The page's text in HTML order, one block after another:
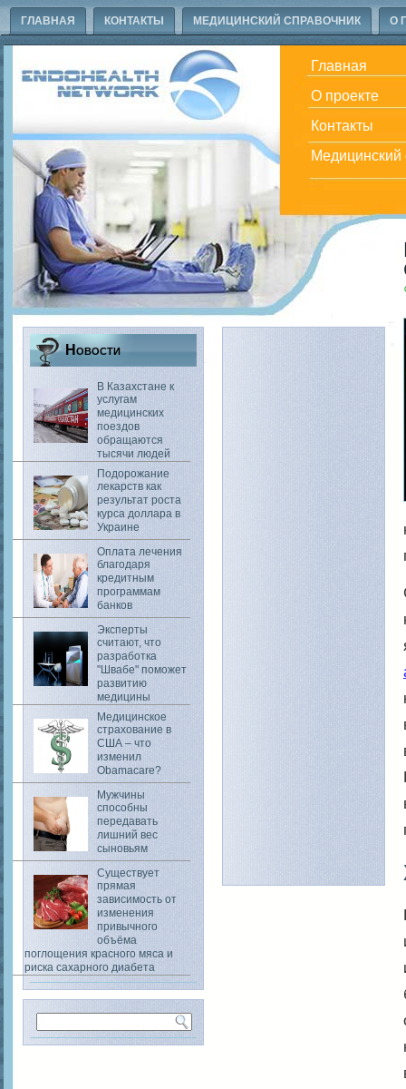
ГЛАВНАЯ КОНТАКТЫ МЕДИЦИНСКИЙ СПРАВОЧНИК О
Главная
О проекте
Контакты
Медицинский
Новости
В Казахстане к
услугам
медицинских
поездов
обращаются
тысячи людей
Подорожание
лекарств как
результат роста
курса доллара в
Украине
Оплата лечения
благодаря
кредитным
программам
банков
Эксперты
считают, что
разработка
"Швабе" поможет
развитию
медицины
Медицинское
страхование в
США – что
изменил
Obamacare?
Мужчины
способны
передавать
лишний вес
сыновьям
Существует
прямая
зависимость от
изменения
привычного
объёма
поглощения красного мяса и
риска сахарного диабета